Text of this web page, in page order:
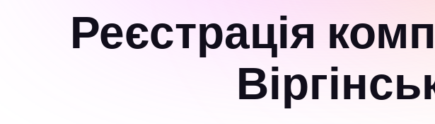
Реєстрація